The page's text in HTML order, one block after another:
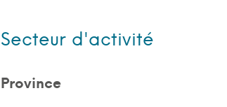
Secteur d'activité
Province